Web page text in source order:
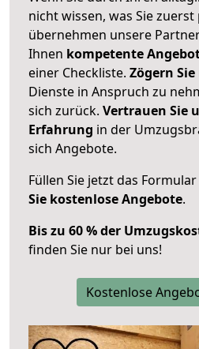
nicht wissen, was Sie
übernehmen unsere
Ihnen kompetente
einer Checkliste. Zögern
Dienste in Anspruch zu
sich zurück. Vertrauen Sie
Erfahrung in der
sich Angebote.
Füllen Sie jetzt das
Sie kostenlose Angebote.
Bis zu 60 % der
finden Sie nur bei uns!
Kostenlose